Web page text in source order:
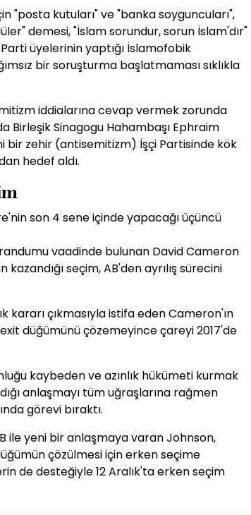
"posta kutuları" ve "banka soyguncuları",
demesi, "İslam sorundur, sorun İslam'dır"
üyelerinin yaptığı İslamofobik
bir soruşturma başlatmaması sıklıkla
iddialarına cevap vermek zorunda
Birleşik Sinagogu Hahambaşı Ephraim
bir zehir (antisemitizm) İşçi Partisinde kök
hedef aldı.
son 4 sene içinde yapacağı üçüncü
vaadinde bulunan David Cameron
seçim, AB'den ayrılış sürecini
kararı çıkmasıyla istifa eden Cameron'ın
düğümünü çözemeyince çareyi 2017'de
kaybeden ve azınlık hükümeti kurmak
anlaşmayı tüm uğraşlarına rağmen
görevi bıraktı.
ile yeni bir anlaşmaya varan Johnson,
çözülmesi için erken seçime
de desteğiyle 12 Aralık'ta erken seçim